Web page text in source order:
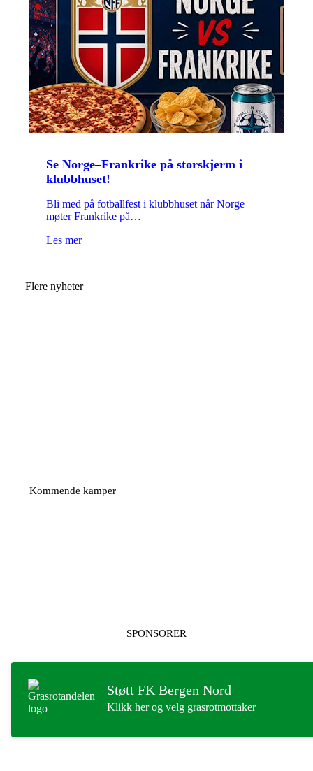
Se Norge–Frankrike på storskjerm i
klubbhuset!
Bli med på fotballfest i klubbhuset når Norge
møter Frankrike på…
Les mer
Flere nyheter
Kommende kamper
SPONSORER
Støtt FK Bergen Nord
Klikk her og velg grasrotmottaker